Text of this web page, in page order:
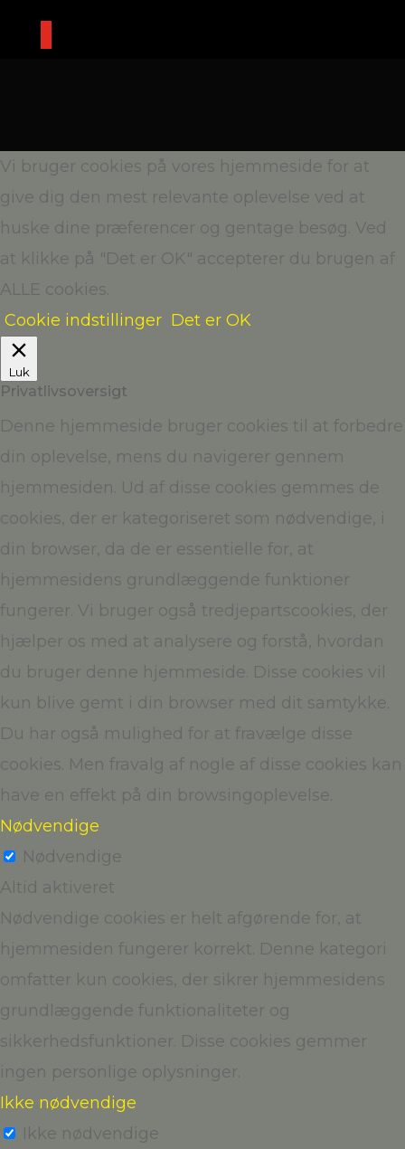
youtube
Vi bruger cookies på vores hjemmeside for at
give dig den mest relevante oplevelse ved at
huske dine præferencer og gentage besøg. Ved
at klikke på "Det er OK" accepterer du brugen af
ALLE cookies.
Cookie indstillinger Det er OK
Luk
Privatlivsoversigt
Denne hjemmeside bruger cookies til at forbedre
din oplevelse, mens du navigerer gennem
hjemmesiden. Ud af disse cookies gemmes de
cookies, der er kategoriseret som nødvendige, i
din browser, da de er essentielle for, at
hjemmesidens grundlæggende funktioner
fungerer. Vi bruger også tredjepartscookies, der
hjælper os med at analysere og forstå, hvordan
du bruger denne hjemmeside. Disse cookies vil
kun blive gemt i din browser med dit samtykke.
Du har også mulighed for at fravælge disse
cookies. Men fravalg af nogle af disse cookies kan
have en effekt på din browsingoplevelse.
Nødvendige
Nødvendige
Altid aktiveret
Nødvendige cookies er helt afgørende for, at
hjemmesiden fungerer korrekt. Denne kategori
omfatter kun cookies, der sikrer hjemmesidens
grundlæggende funktionaliteter og
sikkerhedsfunktioner. Disse cookies gemmer
ingen personlige oplysninger.
Ikke nødvendige
Ikke nødvendige